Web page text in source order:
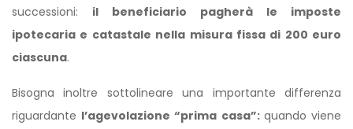
successioni: il beneficiario pagherà le imposte
ipotecaria e catastale nella misura fissa di 200 euro
ciascuna.
Bisogna inoltre sottolineare una importante differenza
riguardante l’agevolazione “prima casa”: quando viene